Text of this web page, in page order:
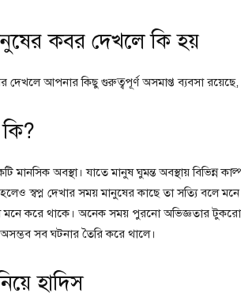
কবর দেখলে কি হয়
দেখলে আপনার কিছু গুরুত্বপূর্ণ অসমাপ্ত ব্যবসা রয়েছে,
মানসিক অবস্থা। যাতে মানুষ ঘুমন্ত অবস্থায়
স্বপ্ন দেখার সময় মানুষের কাছে তা সত্যি বলে
করে থাকে। অনেক সময় পুরনো অভিজ্ঞতার টুকরো
সব ঘটনার তৈরি করে থালে।
হাদিস